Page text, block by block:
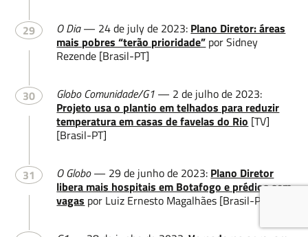
29 O Dia— 24 de july de 2023: Plano Diretor: áreas
mais pobres “terão prioridade” por Sidney
Rezende [Brasil-PT]
30 Globo Comunidade/G1 — 2 de julho de 2023:
Projeto usa o plantio em telhados para reduzir
temperatura em casas de favelas do Rio [TV]
[Brasil-PT]
31 O Globo— 29 de junho de 2023: Plano Diretor
libera mais hospitais em Botafogo e prédios sem
vagas por Luiz Ernesto Magalhães [Brasil-PT]